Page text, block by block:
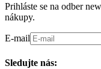
Prihláste se na odber
nákupy.
E-mail
Sledujte nás: